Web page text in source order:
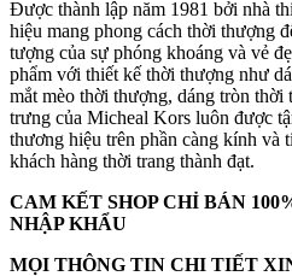
Được thành lập năm 1981 bởi nhà
hiệu mang phong cách thời thượng
tượng của sự phóng khoáng và vẻ
phẩm với thiết kế thời thượng như
mắt mèo thời thượng, dáng tròn thời
trưng của Micheal Kors luôn được
thương hiệu trên phần càng kính và
khách hàng thời trang thành đạt.
CAM KẾT SHOP CHỈ BÁN
NHẬP KHẨU
MỌI THÔNG TIN CHI TIẾT